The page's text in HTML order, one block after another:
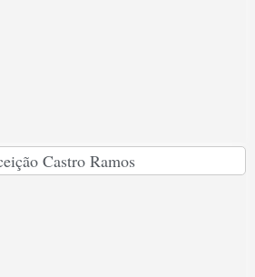
Castro Ramos